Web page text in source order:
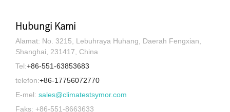
Hubungi Kami
Alamat: No. 3215, Lebuhraya Huhang, Daerah Fengxian,
Shanghai, 231417, China
Tel:+86-551-63853683
telefon:+86-17756072770
E-mel: sales@climatestsymor.com
Faks: +86-551-8663633